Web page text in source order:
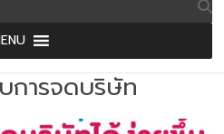
การจดบริษัท